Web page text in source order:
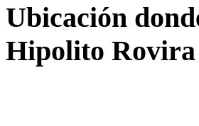
Ubicación
Hipolito Rovira